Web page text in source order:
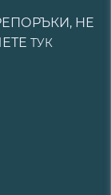
НЕ
ТУК